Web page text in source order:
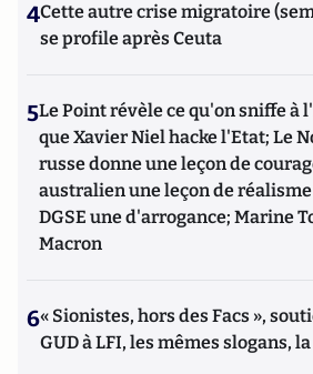
4Cette autre crise migratoire
se profile après Ceuta
5Le Point révèle ce qu'on sniffe à
que Xavier Niel hacke l'Etat; Le
russe donne une leçon de
australien une leçon de
DGSE une d'arrogance; Marine
Macron
6« Sionistes, hors des Facs »,
GUD à LFI, les mêmes slogans,